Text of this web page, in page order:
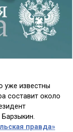
уже известны
составит около
правда»